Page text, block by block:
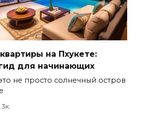
на Пхукете:
для начинающих
не просто солнечный остров